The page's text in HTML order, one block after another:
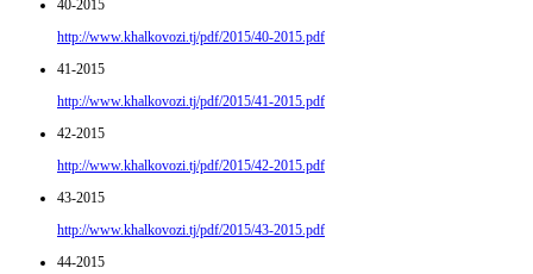
40-2015
http://www.khalkovozi.tj/pdf/2015/40-2015.pdf
41-2015
http://www.khalkovozi.tj/pdf/2015/41-2015.pdf
42-2015
http://www.khalkovozi.tj/pdf/2015/42-2015.pdf
43-2015
http://www.khalkovozi.tj/pdf/2015/43-2015.pdf
44-2015